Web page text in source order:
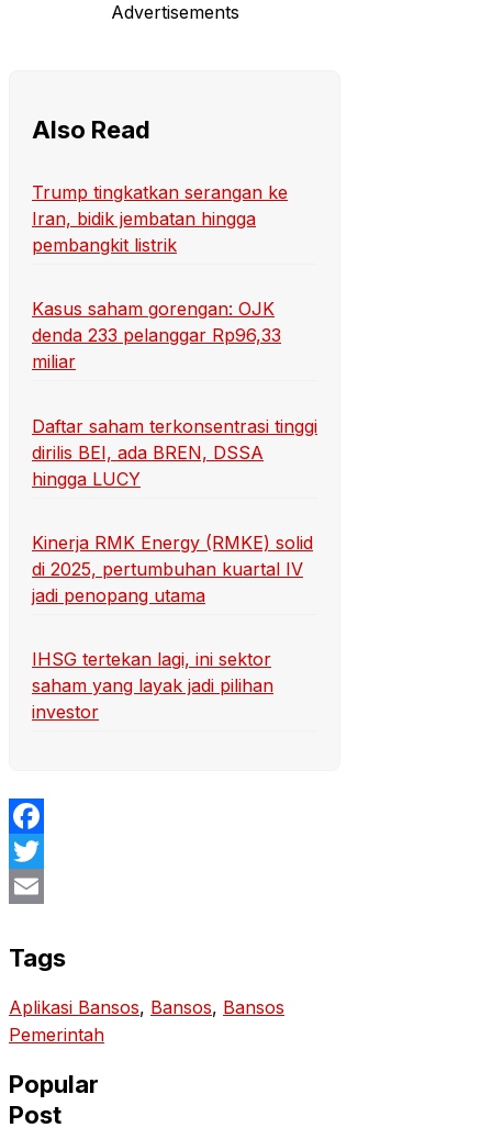
Advertisements
Also Read
Trump tingkatkan serangan ke
Iran, bidik jembatan hingga
pembangkit listrik
Kasus saham gorengan: OJK
denda 233 pelanggar Rp96,33
miliar
Daftar saham terkonsentrasi tinggi
dirilis BEI, ada BREN, DSSA
hingga LUCY
Kinerja RMK Energy (RMKE) solid
di 2025, pertumbuhan kuartal IV
jadi penopang utama
IHSG tertekan lagi, ini sektor
saham yang layak jadi pilihan
investor
Facebook
Twitter
Tags
Aplikasi Bansos, Bansos, Bansos
Pemerintah
Popular
Post